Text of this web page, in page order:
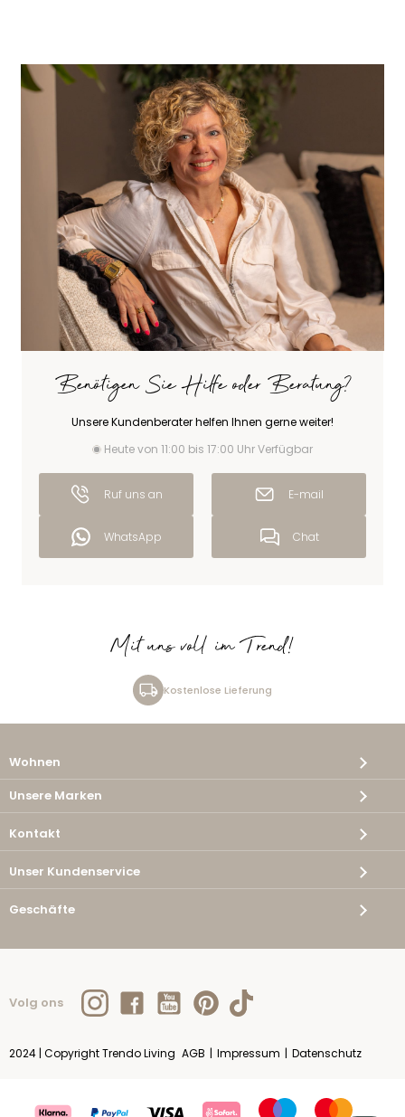
Benötigen Sie Hilfe oder Beratung?
Unsere Kundenberater helfen Ihnen gerne weiter!
Heute von 11:00 bis 17:00 Uhr Verfügbar
Ruf uns an E-mail
WhatsApp Chat
Mit uns voll im Trend!
Kostenlose Lieferung
Wohnen
Unsere Marken
Kontakt
Unser Kundenservice
Geschäfte
Volg ons
2024 | Copyright Trendo Living AGB | Impressum | Datenschutz